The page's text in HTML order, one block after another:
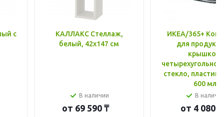
с
КАЛЛАКС Стеллаж,
белый, 42x147 см
В наличии
от 69 590 ₸
ИКЕА/365+
для
крышкой,
стекло, пластик
600 мл
В
от 4 080 ₸